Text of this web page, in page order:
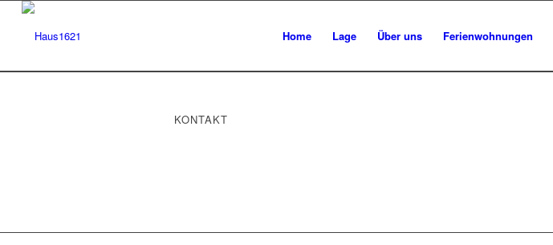
Home Lage Über uns Ferienwohnungen
KONTAKT